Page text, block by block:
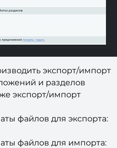
экспорт/импорт
и разделов
экспорт/импорт
файлов для экспорта:
файлов для импорта: